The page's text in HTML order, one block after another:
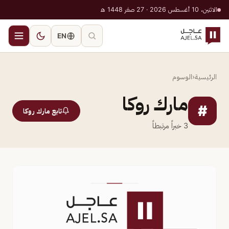
الاثنين، 10 أغسطس 2026 · 27 صفر 1448 هـ
EN
الرئيسية‹الوسوم
# مارك روكا
3 خبراً مرتبطاً
تابع مارك روكا